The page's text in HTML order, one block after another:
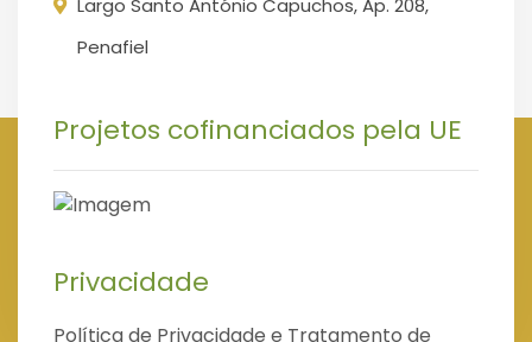
Largo Santo António Capuchos, Ap. 208,
Penafiel
Projetos cofinanciados pela UE
Privacidade
Política de Privacidade e Tratamento de